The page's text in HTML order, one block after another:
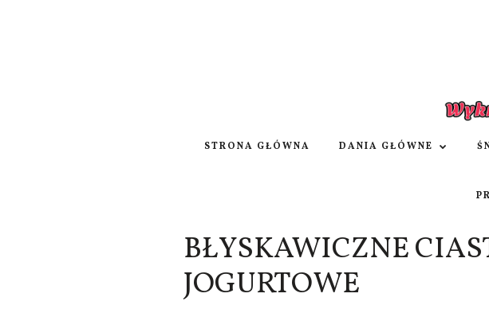
STRONA GŁÓWNA DANIA GŁÓWNE
BŁYSKAWICZNE
JOGURTOWE